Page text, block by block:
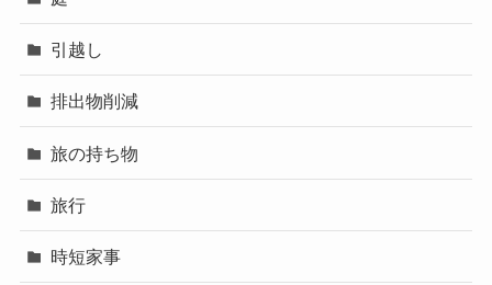
引越し
排出物削減
旅の持ち物
旅行
時短家事